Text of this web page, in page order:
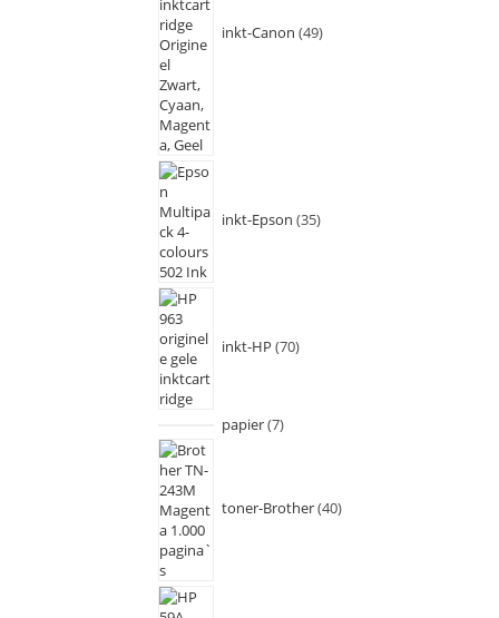
inkt-Canon 49
inkt-Epson 35
inkt-HP 70
papier 7
toner-Brother 40